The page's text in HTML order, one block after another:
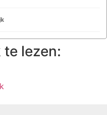
lezen: